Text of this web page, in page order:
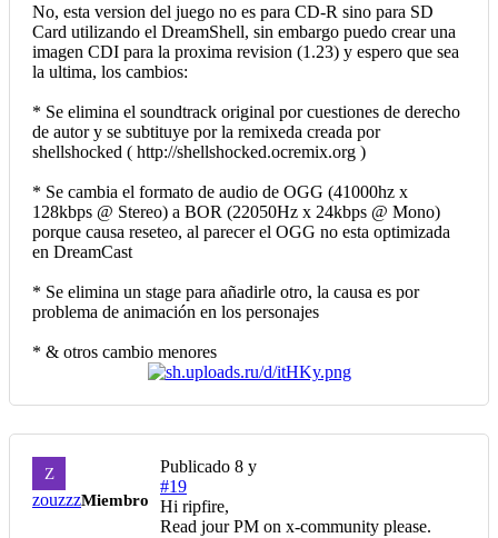
No, esta version del juego no es para CD-R sino para SD
Card utilizando el DreamShell, sin embargo puedo crear una
imagen CDI para la proxima revision (1.23) y espero que sea
la ultima, los cambios:
* Se elimina el soundtrack original por cuestiones de derecho
de autor y se subtituye por la remixeda creada por
shellshocked ( http://shellshocked.ocremix.org )
* Se cambia el formato de audio de OGG (41000hz x
128kbps @ Stereo) a BOR (22050Hz x 24kbps @ Mono)
porque causa reseteo, al parecer el OGG no esta optimizada
en DreamCast
* Se elimina un stage para añadirle otro, la causa es por
problema de animación en los personajes
* & otros cambio menores
Z
zouzzzMiembro
Publicado 8 y
#19
Hi ripfire,
Read jour PM on x-community please.